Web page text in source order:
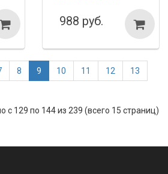
988 руб.
8 9 10 11 12 13
с 129 по 144 из 239 (всего 15 страниц)